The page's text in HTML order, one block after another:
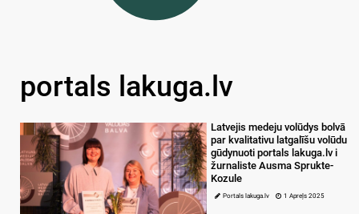
portals lakuga.lv
Latvejis medeju volūdys bolvā
par kvalitativu latgalīšu volūdu
gūdynuoti portals lakuga.lv i
žurnaliste Ausma Sprukte-
Kozule
Portals lakuga.lv 1 Apreļs 2025